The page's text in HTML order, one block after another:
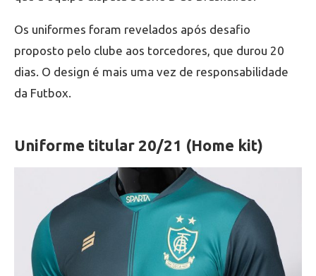
Os uniformes foram revelados após desafio
proposto pelo clube aos torcedores, que durou 20
dias. O design é mais uma vez de responsabilidade
da Futbox.
Uniforme titular 20/21 (Home kit)